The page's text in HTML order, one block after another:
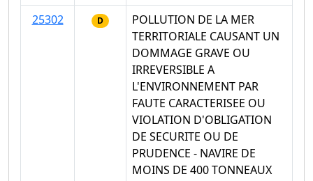
25302
D
POLLUTION DE LA MER
TERRITORIALE CAUSANT UN
DOMMAGE GRAVE OU
IRREVERSIBLE A
L'ENVIRONNEMENT PAR
FAUTE CARACTERISEE OU
VIOLATION D'OBLIGATION
DE SECURITE OU DE
PRUDENCE - NAVIRE DE
MOINS DE 400 TONNEAUX